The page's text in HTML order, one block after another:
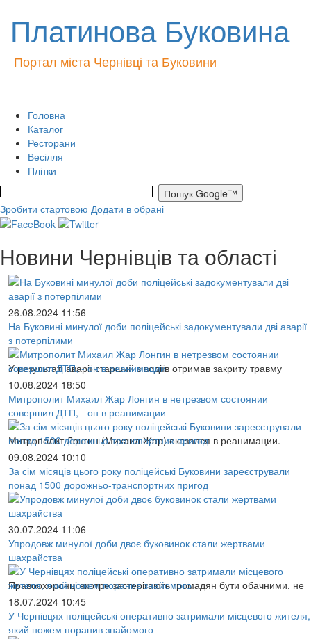
Платинова Буковина
Портал міста Чернівці та Буковини
Головна
Каталог
Ресторани
Весілля
Плітки
Зробити стартовою Додати в обрані
Новини Чернівців та області
26.08.2024 11:56
На Буковині минулої доби поліцейські задокументували дві аварії
з потерпілими
У результаті аварії старший з водіїв отримав закриту травму
10.08.2024 18:50
Митрополит Михаил Жар Лонгин в нетрезвом состоянии
совершил ДТП, - он в реанимации
Митрополит Лонгин (Михаил Жар) оказался в реанимации.
09.08.2024 10:10
За сім місяців цього року поліцейські Буковини зареєстрували
понад 1500 дорожньо-транспортних пригод
30.07.2024 11:06
Упродовж минулої доби двоє буковинок стали жертвами
шахрайства
Правоохоронці вкотре застерігають громадян бути обачними, не
18.07.2024 10:45
У Чернівцях поліцейські оперативно затримали місцевого жителя,
який ножем поранив знайомого